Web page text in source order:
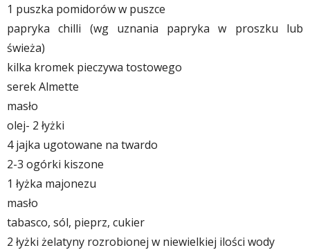
1 puszka pomidorów w puszce
papryka chilli (wg uznania papryka w proszku lub
świeża)
kilka kromek pieczywa tostowego
serek Almette
masło
olej- 2 łyżki
4 jajka ugotowane na twardo
2-3 ogórki kiszone
1 łyżka majonezu
masło
tabasco, sól, pieprz, cukier
2 łyżki żelatyny rozrobionej w niewielkiej ilości wody